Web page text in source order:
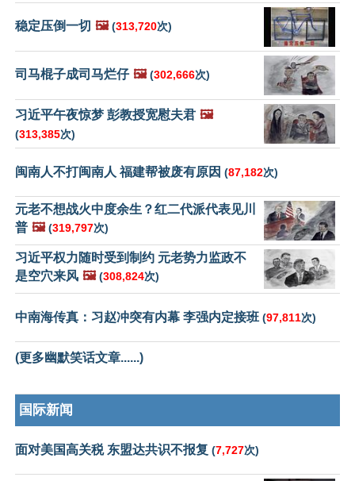
稳定压倒一切 🖼️ (313,720次)
司马棍子成司马烂仔 🖼️ (302,666次)
习近平午夜惊梦 彭教授宽慰夫君 🖼️
(313,385次)
闽南人不打闽南人 福建帮被废有原因 (87,182次)
元老不想战火中度余生？红二代派代表见川
普 🖼️ (319,797次)
习近平权力随时受到制约 元老势力监政不
是空穴来风 🖼️ (308,824次)
中南海传真：习赵冲突有内幕 李强内定接班 (97,811次)
(更多幽默笑话文章......)
国际新闻
面对美国高关税 东盟达共识不报复 (7,727次)